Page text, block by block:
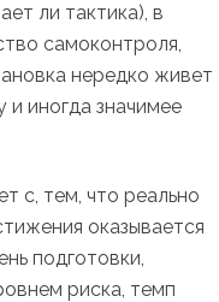
ли тактика), в
самоконтроля,
нередко живет
иногда значимее
с, тем, что реально
оказывается
подготовки,
риска, темп